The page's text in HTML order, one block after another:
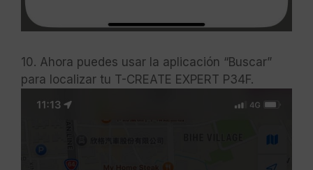
10. Ahora puedes usar la aplicación “Buscar”
para localizar tu T-CREATE EXPERT P34F.